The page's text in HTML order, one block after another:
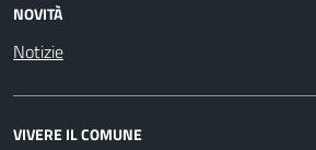
NOVITÀ
Notizie
VIVERE IL COMUNE